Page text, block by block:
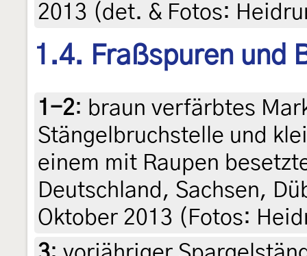
2013 (det. & Fotos:
1.4. Fraßspuren und
1-2: braun verfärbtes
Stängelbruchstelle und
einem mit Raupen
Deutschland, Sachsen,
Oktober 2013 (Fotos: